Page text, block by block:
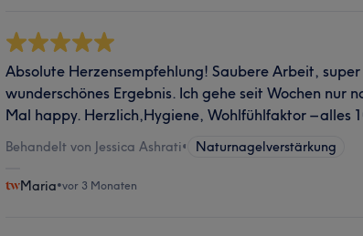
Absolute Herzensempfehlung! Saubere Arbeit,
wunderschönes Ergebnis. Ich gehe seit Wochen nur
Mal happy. Herzlich,Hygiene, Wohlfühlfaktor – alles
Behandelt von Jessica Ashrati• Naturnagelverstärkung
Maria•vor 3 Monaten